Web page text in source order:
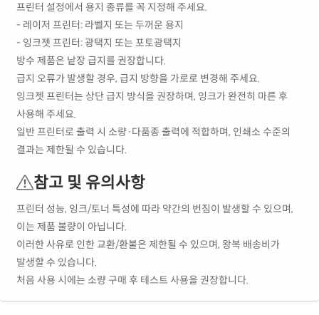
프린터 설정에서 용지 종류를 꼭 지정해 주세요.
- 레이저 프린터: 라벨지 또는 두꺼운 용지
- 잉크젯 프린터: 광택지 또는 포토광택지
방수 제품은 낱장 급지를 권장합니다.
급지 오류가 발생할 경우, 급지 방향을 가로로 변경해 주세요.
잉크젯 프린터는 상단 급지 방식을 권장하며, 잉크가 완전히 마른 후
사용해 주세요.
일반 프린터로 출력 시 소량·다품종 출력에 적합하며, 인쇄소 수준의
결과는 제한될 수 있습니다.
참고 및 유의사항
프린터 성능, 잉크/토너 특성에 따라 약간의 번짐이 발생할 수 있으며,
이는 제품 불량이 아닙니다.
이러한 사유로 인한 교환/환불은 제한될 수 있으며, 왕복 배송비가
발생할 수 있습니다.
처음 사용 시에는 소량 구매 후 테스트 사용을 권장합니다.